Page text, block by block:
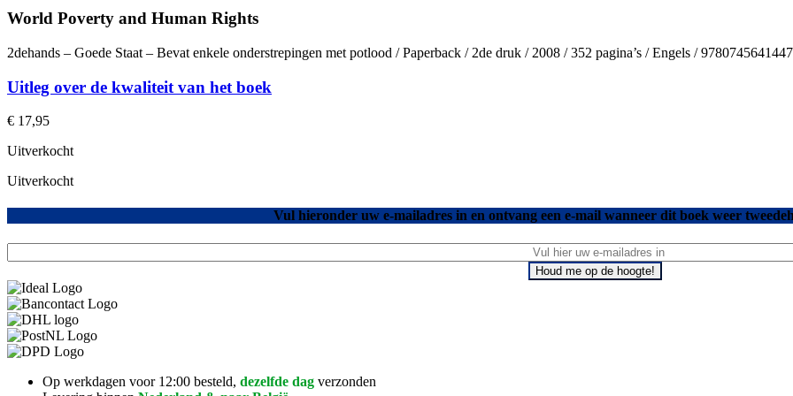
World Poverty and Human Rights
2dehands – Goede Staat – Bevat enkele onderstrepingen met potlood / Paperback / 2de druk / 2008 / 352 pagina’s / Engels / 9780745641447
Uitleg over de kwaliteit van het boek
€ 17,95
Uitverkocht
Uitverkocht
Vul hieronder uw e-mailadres in en ontvang een e-mail wanneer dit boek weer
Houd me op de hoogte!
Op werkdagen voor 12:00 besteld, dezelfde dag verzonden